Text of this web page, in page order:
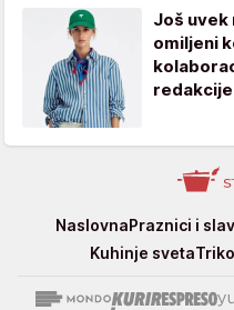
Još uvek
omiljeni
redakcije
StvarNaslovnaPraznici i
Kuhinje sveta